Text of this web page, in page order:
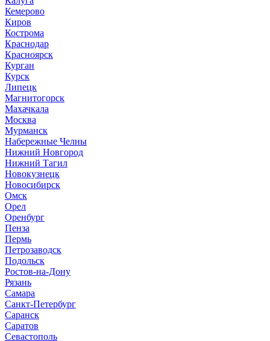
Кемерово
Киров
Кострома
Краснодар
Красноярск
Курган
Курск
Липецк
Магнитогорск
Махачкала
Москва
Мурманск
Набережные Челны
Нижний Новгород
Нижний Тагил
Новокузнецк
Новосибирск
Омск
Орел
Оренбург
Пенза
Пермь
Петрозаводск
Подольск
Ростов-на-Дону
Рязань
Самара
Санкт-Петербург
Саранск
Саратов
Севастополь